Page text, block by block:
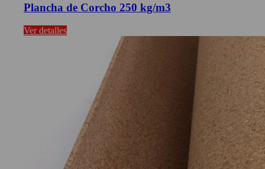
Plancha de Corcho 250 kg/m3
Ver detalles